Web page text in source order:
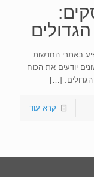
באתרי החדשות
יודעים את הכוח
[…]
קרא עוד